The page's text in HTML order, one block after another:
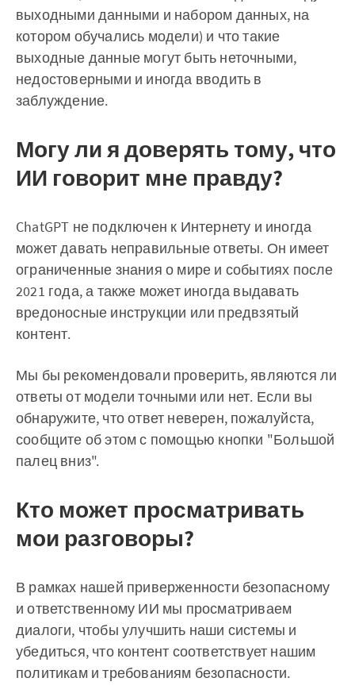
выходными данными и набором данных, на
котором обучались модели) и что такие
выходные данные могут быть неточными,
недостоверными и иногда вводить в
заблуждение.
Могу ли я доверять тому, что
ИИ говорит мне правду?
ChatGPT не подключен к Интернету и иногда
может давать неправильные ответы. Он имеет
ограниченные знания о мире и событиях после
2021 года, а также может иногда выдавать
вредоносные инструкции или предвзятый
контент.
Мы бы рекомендовали проверить, являются ли
ответы от модели точными или нет. Если вы
обнаружите, что ответ неверен, пожалуйста,
сообщите об этом с помощью кнопки "Большой
палец вниз".
Кто может просматривать
мои разговоры?
В рамках нашей приверженности безопасному
и ответственному ИИ мы просматриваем
диалоги, чтобы улучшить наши системы и
убедиться, что контент соответствует нашим
политикам и требованиям безопасности.